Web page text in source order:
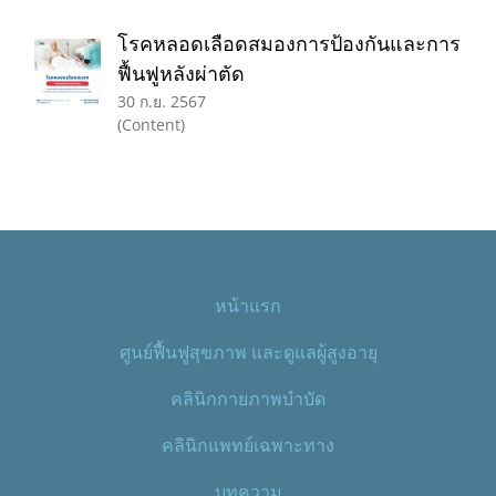
โรคหลอดเลือดสมองการป้องกันและการ
ฟื้นฟูหลังผ่าตัด
30 ก.ย. 2567
(Content)
หน้าแรก
ศูนย์ฟื้นฟูสุขภาพ และดูแลผู้สูงอายุ
คลินิกกายภาพบำบัด
คลินิกแพทย์เฉพาะทาง
บทความ